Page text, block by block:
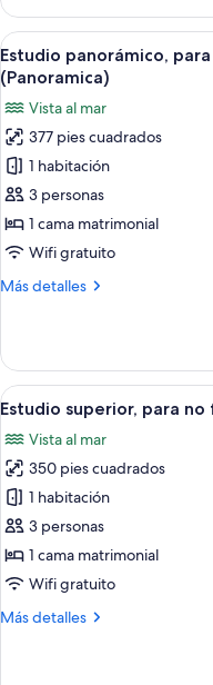
Suite)
estudio
Grand,
1
habitación,
baño
privado
(Twin
Suite)
Abrir
todas
las
fotos
de
Estudio
panorámico,
para
no
baño
11
Estudio panorámico,
(Panoramica)
Vista al mar
377 pies cuadrados
1 habitación
3 personas
1 cama matrimonial
Wifi gratuito
Más detalles
Más
panorámico,
para
no
baño
privado
(Panoramica)
Abrir
todas
las
fotos
de
Estudio
superior,
para
fumadores,
6
Estudio superior, para
Vista al mar
350 pies cuadrados
1 habitación
3 personas
1 cama matrimonial
Wifi gratuito
Más detalles
Más